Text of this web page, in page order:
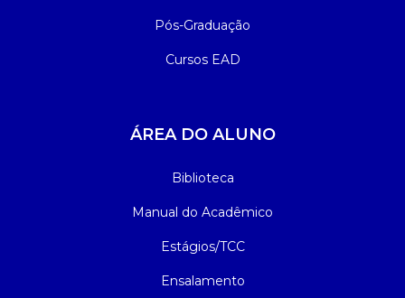
Pós-Graduação
Cursos EAD
ÁREA DO ALUNO
Biblioteca
Manual do Acadêmico
Estágios/TCC
Ensalamento